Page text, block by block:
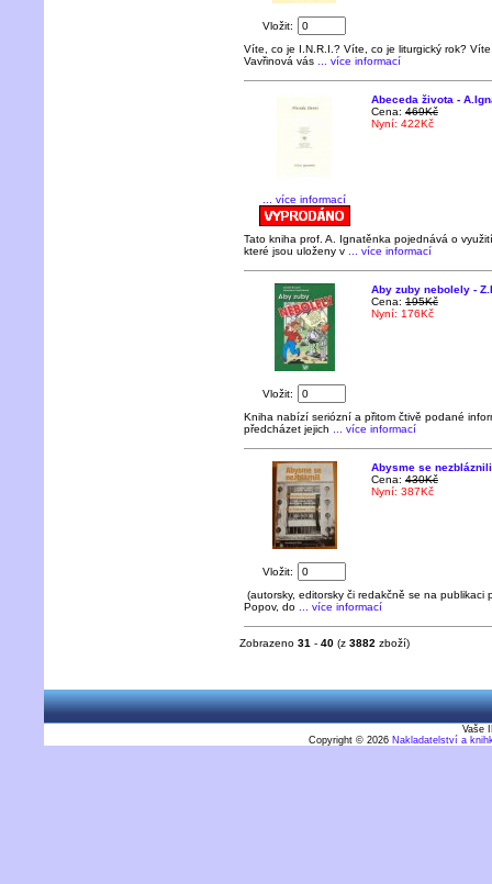
Vložit:
Víte, co je I.N.R.I.? Víte, co je liturgický rok?
Vavřinová vás ... více informací
... více informací
Abeceda života -
Cena: 469Kč
Nyní: 422Kč
Tato kniha prof. A. Ignatěnka pojednává o
které jsou uloženy v ... více informací
Vložit:
Aby zuby nebolely -
Cena: 195Kč
Nyní: 176Kč
Kniha nabízí seriózní a přitom čtivě podané
předcházet jejich ... více informací
Vložit:
Abysme se
Cena: 430Kč
Nyní: 387Kč
(autorsky, editorsky či redakčně se na
Popov, do ... více informací
Zobrazeno 31 - 40 (z 3882 zboží)
Vaše
Copyright © 2026 Nakladatelství a